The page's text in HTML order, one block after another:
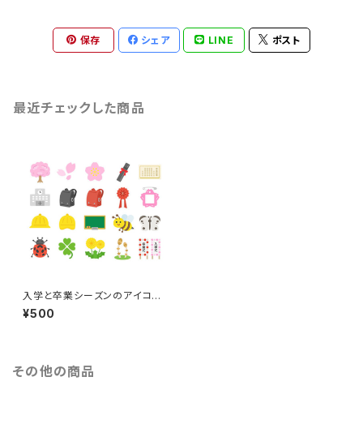
保存 シェア LINE ポスト
最近チェックした商品
入学と卒業シーズンのアイコン
のイラストセット
¥500
その他の商品